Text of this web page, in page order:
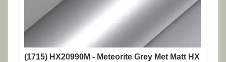
(1715) HX20990M - Meteorite Grey Met Matt HX